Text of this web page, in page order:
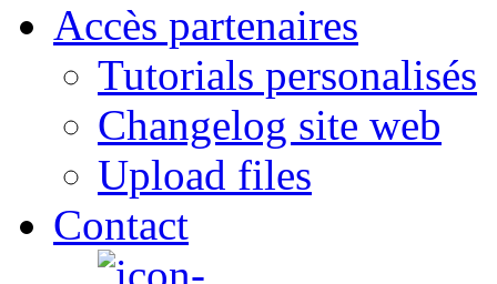
Accès partenaires
Tutorials personalisés
Changelog site web
Upload files
Contact